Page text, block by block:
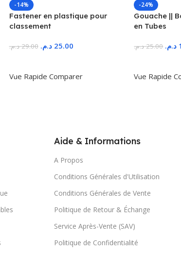
-14%
Fastener en plastique pour
classement
29.00 د.م. 25.00 د.م.
Vue Rapide Comparer
-24%
Gouache ||
en Tubes
25.00 د.م. د.م.
Vue Rapide
Aide & Informations
A Propos
Conditions Générales d'Utilisation
Conditions Générales de Vente
Politique de Retour & Échange
Service Après-Vente (SAV)
Politique de Confidentialité